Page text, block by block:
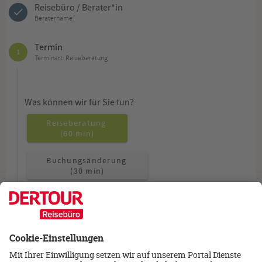
Reisebüro / Berater*in
Beratername:
1 Termin
Terminart: Reiseberatung
Was können wir für Sie tun?
Reiseberatung
(60 min)
Buchungsänderung
(30 min)
Allgemeine Fragen
(15 min)
Wie möchten Sie beraten werden?